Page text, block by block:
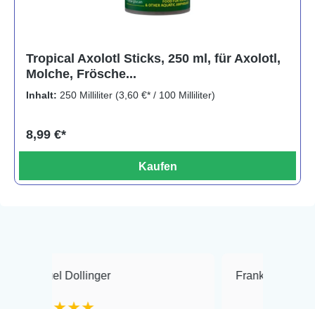
Tropical Axolotl Sticks, 250 ml, für Axolotl,
Molche, Frösche...
Inhalt: 250 Milliliter (3,60 €* / 100 Milliliter)
8,99 €*
Kaufen
Frank Hackmayer